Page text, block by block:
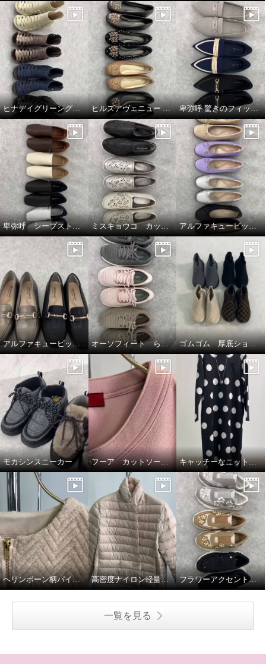
ヒナデイグリーングラディエーターブーティ ヒルズアヴェニュー ウェーブソールパンプス 卑弥呼 驚きのフィット感 すっと履ける ニットローファー
卑弥呼 シープストレッチレザー すっと履けるパンプス ミスキョウコ カットワークシューズ アルファキュービック リボンパンプス
アルファキュービック幅広ローファーシューズ オーソフィート らくらくニットシューズ ゴムゴム 厚底ショートブーツ🥾🤎
モカシンスニーカー フーア カットソープルオーバー キャッチーなニットワンピース
ヘリンボーン柄パイルジャガードジャケット 高密度ナイロン軽量ダウンジャケット フラワーアクセント軽量スリッポンシューズ
一覧を見る